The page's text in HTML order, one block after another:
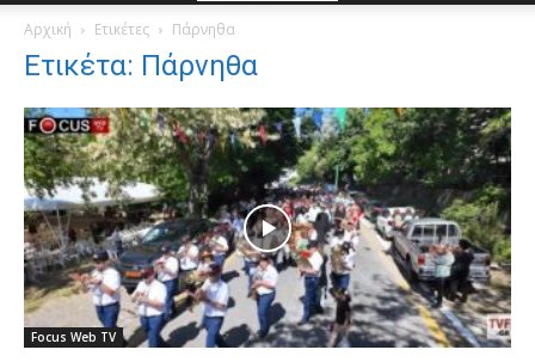
Αρχική Ετικέτες Πάρνηθα
Ετικέτα: Πάρνηθα
Focus Web TV